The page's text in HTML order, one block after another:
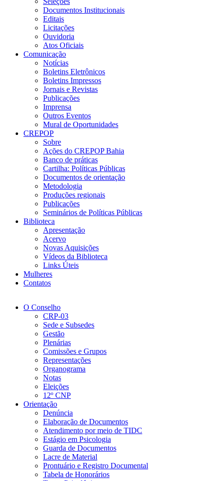
Documentos Institucionais
Editais
Licitações
Ouvidoria
Atos Oficiais
Comunicação
Notícias
Boletins Eletrônicos
Boletins Impressos
Jornais e Revistas
Publicações
Imprensa
Outros Eventos
Mural de Oportunidades
CREPOP
Sobre
Ações do CREPOP Bahia
Banco de práticas
Cartilha: Políticas Públicas
Documentos de orientação
Metodologia
Produções regionais
Publicações
Seminários de Políticas Públicas
Biblioteca
Apresentação
Acervo
Novas Aquisições
Vídeos da Biblioteca
Links Úteis
Mulheres
Contatos
O Conselho
CRP-03
Sede e Subsedes
Gestão
Plenárias
Comissões e Grupos
Representações
Organograma
Notas
Eleições
12º CNP
Orientação
Denúncia
Elaboração de Documentos
Atendimento por meio de TIDC
Estágio em Psicologia
Guarda de Documentos
Lacre de Material
Prontuário e Registro Documental
Tabela de Honorários